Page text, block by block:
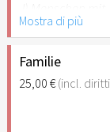
Behinderung (ab
Begleitperson.
Ausweis ist beim
vorzulegen.
Mostra di più
Familie
25,00 €(incl.